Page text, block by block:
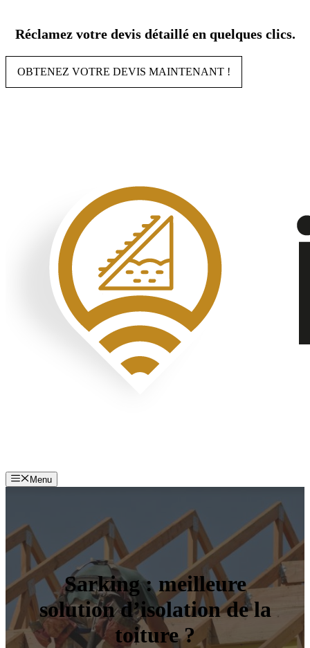
contenu
Réclamez votre devis détaillé en quelques clics.
OBTENEZ VOTRE DEVIS MAINTENANT !
Menu
Sarking : meilleure
solution d’isolation de la
toiture ?